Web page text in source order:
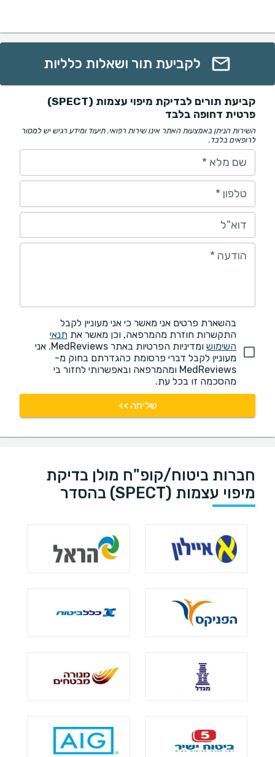
לקביעת תור ושאלות כלליות
קביעת תורים לבדיקת מיפוי עצמות (SPECT)
פרטית דחופה בלבד
השירות הניתן באמצעות האתר אינו שירות רפואי. תיעוד ומידע רגיש יש למסור
לרופאים בלבד.
שם מלא *
טלפון *
דוא"ל
הודעה *
בהשארת פרטים אני מאשר כי אני מעוניין לקבל
התקשרות חוזרת מהמרפאה, וכן מאשר את תנאי
השימוש
ומדיניות הפרטיות באתר MedReviews. אני
מעוניין לקבל דברי פרסומת כהגדרתם בחוק מ-
MedReviews ומהמרפאה ובאפשרותי לחזור בי
מהסכמה זו בכל עת.
שליחה >>
חברות ביטוח/קופ"ח מולן בדיקת
מיפוי עצמות (SPECT) בהסדר